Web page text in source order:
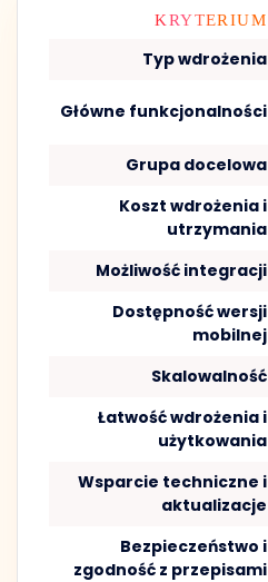
KRYTERIUM
Typ wdrożenia
Główne funkcjonalności
Grupa docelowa
Koszt wdrożenia i
utrzymania
Możliwość integracji
Dostępność wersji
mobilnej
Skalowalność
Łatwość wdrożenia i
użytkowania
Wsparcie techniczne i
aktualizacje
Bezpieczeństwo i
zgodność z przepisami